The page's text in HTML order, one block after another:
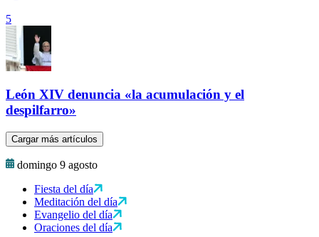
5
León XIV denuncia «la acumulación y el
despilfarro»
Cargar más artículos
domingo 9 agosto
Fiesta del día
Meditación del día
Evangelio del día
Oraciones del día